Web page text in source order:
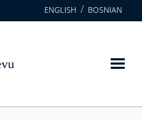
ENGLISH BOSNIAN